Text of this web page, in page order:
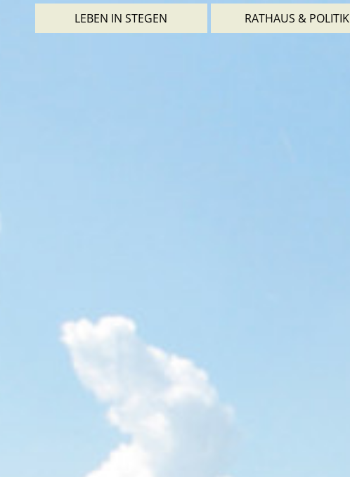
LEBEN IN STEGEN RATHAUS & POLITIK